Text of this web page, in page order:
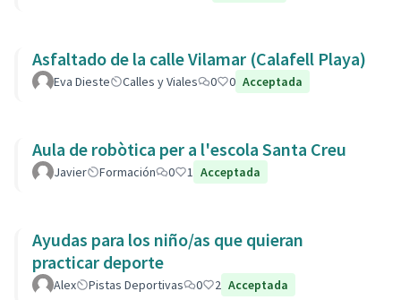
Asfaltado de la calle Vilamar (Calafell Playa)
Eva Dieste Calles y Viales 0 0 Acceptada
Aula de robòtica per a l'escola Santa Creu
Javier Formación 0 1 Acceptada
Ayudas para los niño/as que quieran
practicar deporte
Alex Pistas Deportivas 0 2 Acceptada